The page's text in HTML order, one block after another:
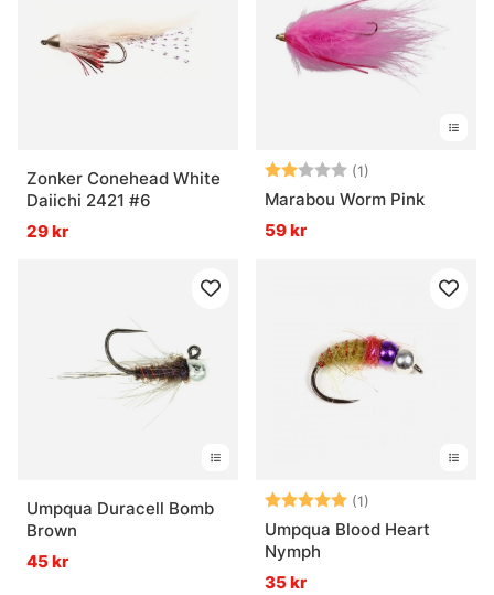
Vad är nymfer?
Zonker Conehead White
Daiichi 2421 #6
29 kr
Betyg: (1)
Marabou Worm Pink
59 kr
Umpqua Duracell Bomb
Brown
45 kr
Betyg: (1)
Umpqua Blood Heart
Nymph
35 kr